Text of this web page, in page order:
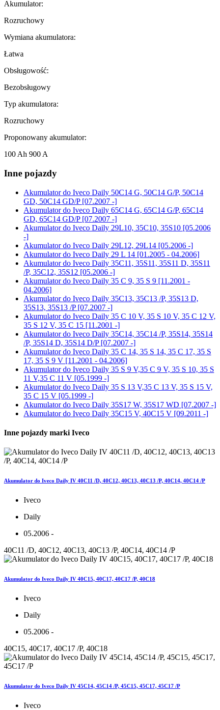
Akumulator:
Rozruchowy
Wymiana akumulatora:
Łatwa
Obsługowość:
Bezobsługowy
Typ akumulatora:
Rozruchowy
Proponowany akumulator:
100 Ah 900 A
Inne pojazdy
Akumulator do Iveco Daily 50C14 G, 50C14 G/P, 50C14
GD, 50C14 GD/P [07.2007 -]
Akumulator do Iveco Daily 65C14 G, 65C14 G/P, 65C14
GD, 65C14 GD/P [07.2007 -]
Akumulator do Iveco Daily 29L10, 35C10, 35S10 [05.2006
-]
Akumulator do Iveco Daily 29L12, 29L14 [05.2006 -]
Akumulator do Iveco Daily 29 L 14 [01.2005 - 04.2006]
Akumulator do Iveco Daily 35C11, 35S11, 35S11 D, 35S11
/P, 35C12, 35S12 [05.2006 -]
Akumulator do Iveco Daily 35 C 9, 35 S 9 [11.2001 -
04.2006]
Akumulator do Iveco Daily 35C13, 35C13 /P, 35S13 D,
35S13, 35S13 /P [07.2007 -]
Akumulator do Iveco Daily 35 C 10 V, 35 S 10 V, 35 C 12 V,
35 S 12 V, 35 C 15 [11.2001 -]
Akumulator do Iveco Daily 35C14, 35C14 /P, 35S14, 35S14
/P, 35S14 D, 35S14 D/P [07.2007 -]
Akumulator do Iveco Daily 35 C 14, 35 S 14, 35 C 17, 35 S
17, 35 S 9 V [11.2001 - 04.2006]
Akumulator do Iveco Daily 35 S 9 V,35 C 9 V, 35 S 10, 35 S
11 V,35 C 11 V [05.1999 -]
Akumulator do Iveco Daily 35 S 13 V,35 C 13 V, 35 S 15 V,
35 C 15 V [05.1999 -]
Akumulator do Iveco Daily 35S17 W, 35S17 WD [07.2007 -]
Akumulator do Iveco Daily 35C15 V, 40C15 V [09.2011 -]
Inne pojazdy marki Iveco
Akumulator do Iveco Daily IV 40C11 /D, 40C12, 40C13, 40C13 /P, 40C14, 40C14 /P
Iveco
Daily
05.2006 -
40C11 /D, 40C12, 40C13, 40C13 /P, 40C14, 40C14 /P
Akumulator do Iveco Daily IV 40C15, 40C17, 40C17 /P, 40C18
Iveco
Daily
05.2006 -
40C15, 40C17, 40C17 /P, 40C18
Akumulator do Iveco Daily IV 45C14, 45C14 /P, 45C15, 45C17, 45C17 /P
Iveco